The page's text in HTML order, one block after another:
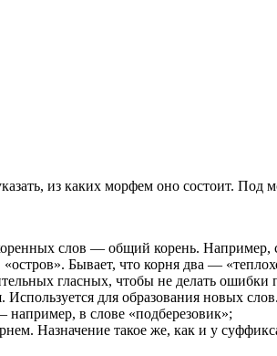
из каких морфем оно состоит.
слов — общий корень.
Бывает, что корня два —
гласных, чтобы не делать
для образования новых
в слове «подберезовик»;
Назначение такое же, как и у